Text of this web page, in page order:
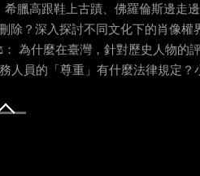
臘高跟鞋上古蹟、佛羅倫斯邊走
除？深入探討不同文化下的肖像
為什麼在臺灣，針對歷史人物的
員的「尊重」有什麼法律規定？